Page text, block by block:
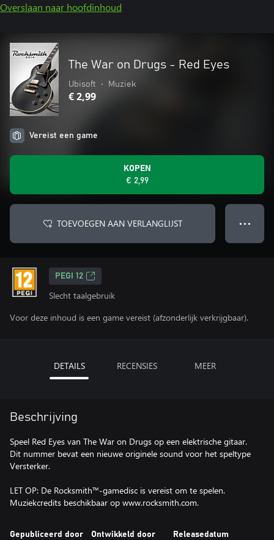
Overslaan naar hoofdinhoud
The War on Drugs - Red Eyes
Ubisoft • Muziek
€ 2,99
Vereist een game
KOPEN
€ 2,99
TOEVOEGEN AAN VERLANGLIJST ● ● ●
PEGI 12
Slecht taalgebruik
Voor deze inhoud is een game vereist (afzonderlijk verkrijgbaar).
DETAILS RECENSIES MEER
Beschrijving
Speel Red Eyes van The War on Drugs op een elektrische gitaar.
Dit nummer bevat een nieuwe originele sound voor het speltype
Versterker.
LET OP: De Rocksmith™-gamedisc is vereist om te spelen.
Muziekcredits beschikbaar op www.rocksmith.com.
Gepubliceerd door Ontwikkeld door Releasedatum